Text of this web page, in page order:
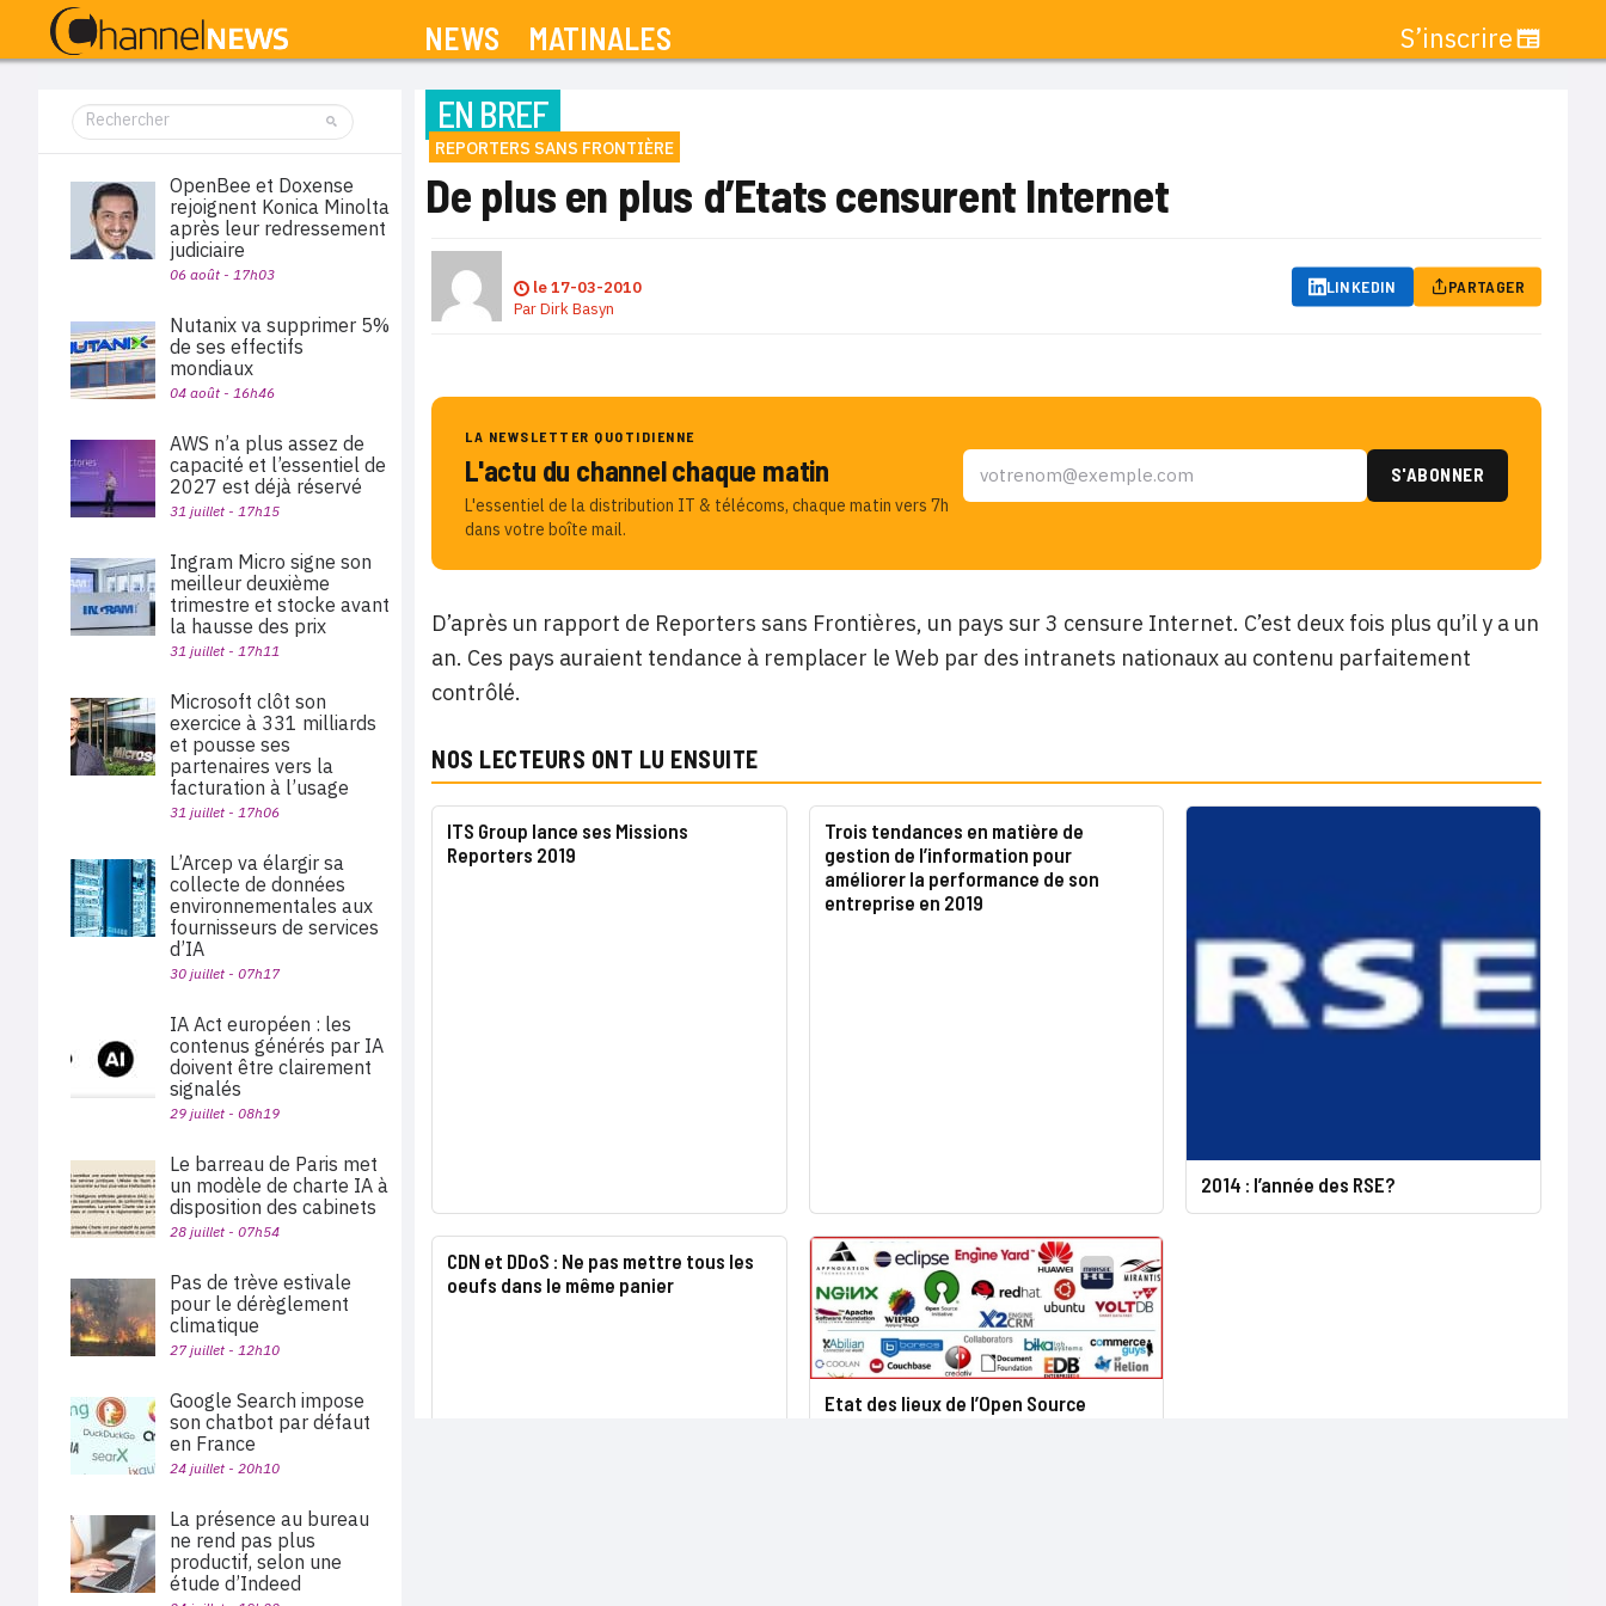
NEWS MATINALES S’inscrire
EN BREF
REPORTERS SANS FRONTIÈRE
De plus en plus d’Etats censurent Internet
le17-03-2010
ParDirk Basyn
LINKEDIN PARTAGER
LA NEWSLETTER QUOTIDIENNE
L'actu du channel chaque matin
L'essentiel de la distribution IT & télécoms, chaque matin vers 7h
dans votre boîte mail.
D’après un rapport de Reporters sans Frontières, un pays sur 3 censure Internet. C’est deux fois plus qu’il y a un
an. Ces pays auraient tendance à remplacer le Web par des intranets nationaux au contenu parfaitement
contrôlé.
NOS LECTEURS ONT LU ENSUITE
ITS Group lance ses Missions
Reporters 2019
Trois tendances en matière de
gestion de l’information pour
améliorer la performance de son
entreprise en 2019
2014 : l’année des RSE?
CDN et DDoS : Ne pas mettre tous les
oeufs dans le même panier
Etat des lieux de l’Open Source
OpenBee et Doxense
rejoignent Konica Minolta
après leur redressement
judiciaire
06 août - 17h03
Nutanix va supprimer 5%
de ses effectifs
mondiaux
04 août - 16h46
AWS n’a plus assez de
capacité et l’essentiel de
2027 est déjà réservé
31 juillet - 17h15
Ingram Micro signe son
meilleur deuxième
trimestre et stocke avant
la hausse des prix
31 juillet - 17h11
Microsoft clôt son
exercice à 331 milliards
et pousse ses
partenaires vers la
facturation à l’usage
31 juillet - 17h06
L’Arcep va élargir sa
collecte de données
environnementales aux
fournisseurs de services
d’IA
30 juillet - 07h17
IA Act européen : les
contenus générés par IA
doivent être clairement
signalés
29 juillet - 08h19
Le barreau de Paris met
un modèle de charte IA à
disposition des cabinets
28 juillet - 07h54
Pas de trève estivale
pour le dérèglement
climatique
27 juillet - 12h10
Google Search impose
son chatbot par défaut
en France
24 juillet - 20h10
La présence au bureau
ne rend pas plus
productif, selon une
étude d’Indeed